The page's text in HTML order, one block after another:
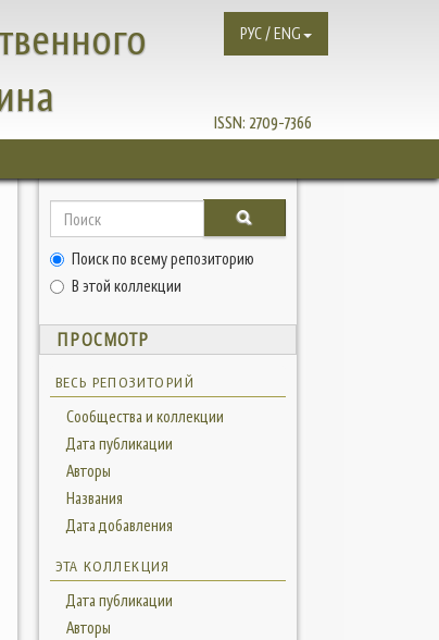
ISSN: 2709-7366
РУС / ENG
Поиск по всему репозиторию
В этой коллекции
ПРОСМОТР
ВЕСЬ РЕПОЗИТОРИЙ
Сообщества и коллекции
Дата публикации
Авторы
Названия
Дата добавления
ЭТА КОЛЛЕКЦИЯ
Дата публикации
Авторы